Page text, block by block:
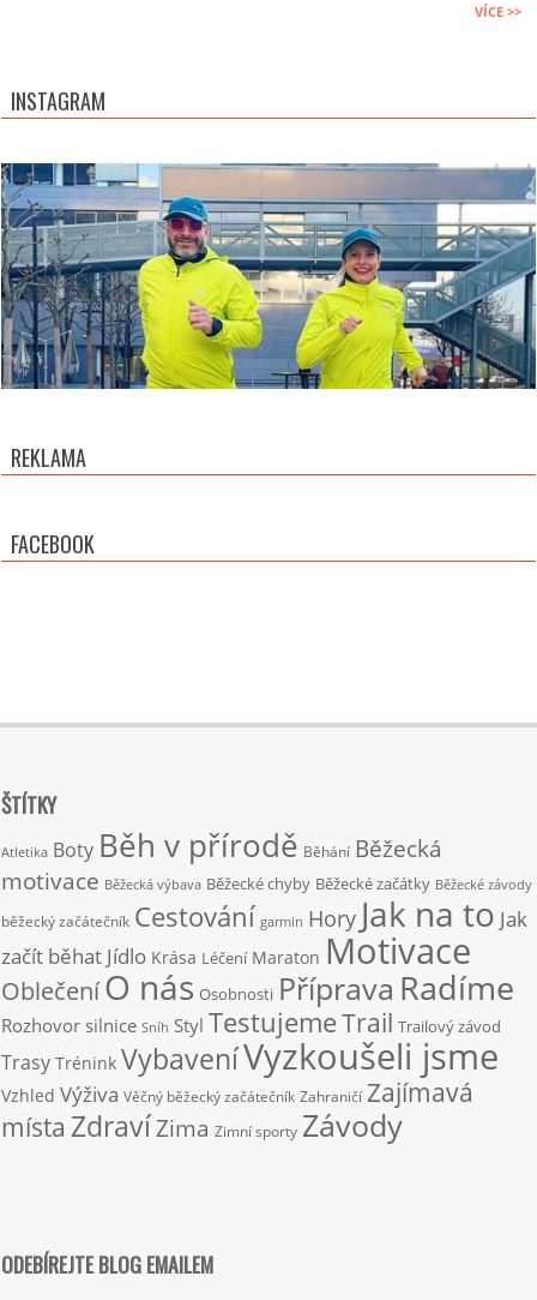
VÍCE >>
INSTAGRAM
REKLAMA
FACEBOOK
ŠTÍTKY
Atletika Boty Běh v přírodě Běhání Běžecká
motivace Běžecká výbava Běžecké chyby Běžecké začátky Běžecké závody
běžecký začátečník Cestování garmin Hory Jak na to Jak
začít běhat Jídlo Krása Léčení Maraton Motivace
OblečeníO nás Osobnosti Příprava Radíme
Rozhovor silnice Sníh Styl TestujemeTrail Trailový závod
Trasy Trénink VybaveníVyzkoušeli jsme
Vzhled Výživa Věčný běžecký začátečník Zahraničí Zajímavá
místa ZdravíZima Zimní sporty Závody
ODEBÍREJTE BLOG EMAILEM